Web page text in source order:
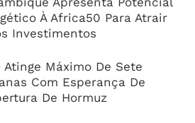
À Africa50 Para Atrair
Investimentos
Atinge Máximo De Sete
Com Esperança De
De Hormuz